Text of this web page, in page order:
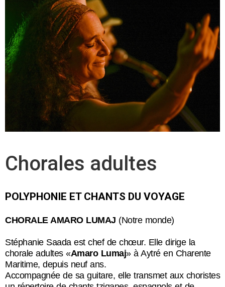
Chorales adultes
POLYPHONIE ET CHANTS DU VOYAGE
CHORALE AMARO LUMAJ (Notre monde)
Stéphanie Saadaest chef de chœur. Elle dirige la
chorale adultes «Amaro Lumaj» à Aytré en Charente
Maritime, depuis neuf ans.
Accompagnée de sa guitare, elle transmet aux choristes